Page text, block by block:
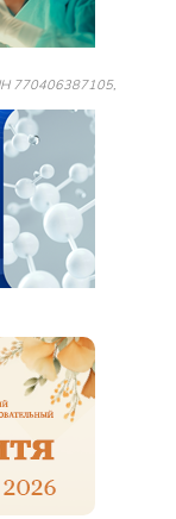
770406387105,